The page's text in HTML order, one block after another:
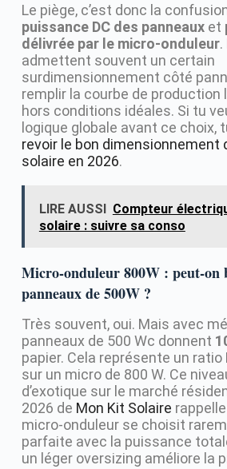
Le piège, c’est donc la
puissance DC des panneauxet
délivrée par le micro-onduleur.
admettent souvent un certain
surdimensionnement côté
remplir la courbe de production
hors conditions idéales. Si tu
logique globale avant ce choix,
revoir le bon dimensionnement
solaire en 2026.
LIRE AUSSI Compteur
solaire : suivre sa conso
Micro-onduleur 800W : peut-on
panneaux de 500W ?
Très souvent, oui. Mais avec
panneaux de 500 Wc donnent
papier. Cela représente un ratio
sur un micro de 800 W. Ce
d’exotique sur le marché
2026 de Mon Kit Solaire rappelle
micro-onduleur se choisit
parfaite avec la puissance
un léger oversizing améliore la